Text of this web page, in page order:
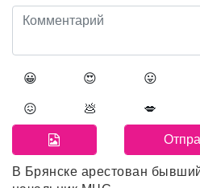
😀 😍 😛
😖 💩 💋
В Брянске арестован